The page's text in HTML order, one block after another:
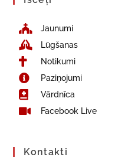
Jaunumi
Lūgšanas
Notikumi
Paziņojumi
Vārdnīca
Facebook Live
Kontakti